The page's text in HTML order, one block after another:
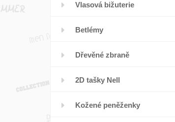
Vlasová bižuterie
Betlémy
Dřevěné zbraně
2D tašky Nell
Kožené peněženky